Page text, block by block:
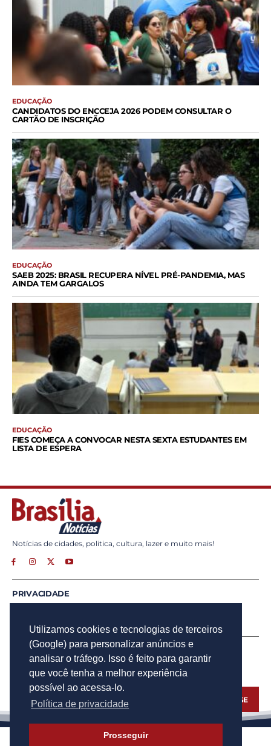
Utilizamos cookies e tecnologias de terceiros
(Google) para personalizar anúncios e
analisar o tráfego. Isso é feito para garantir
que você tenha a melhor experiência
possível ao acessa-lo.
Política de privacidade
Prosseguir
EDUCAÇÃO
CANDIDATOS DO ENCCEJA 2026 PODEM CONSULTAR O
CARTÃO DE INSCRIÇÃO
EDUCAÇÃO
SAEB 2025: BRASIL RECUPERA NÍVEL PRÉ-PANDEMIA, MAS
AINDA TEM GARGALOS
EDUCAÇÃO
FIES COMEÇA A CONVOCAR NESTA SEXTA ESTUDANTES EM
LISTA DE ESPERA
Notícias de cidades, politica, cultura, lazer e muito mais!
PRIVACIDADE
INSCREVA - SE
Para obter atualizações por e-mail do Brasília Notícias.
INSCREVA - SE